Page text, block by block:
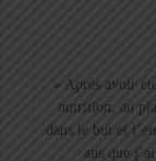
» Après avoir
nutrition, au
dans le but et
ans que